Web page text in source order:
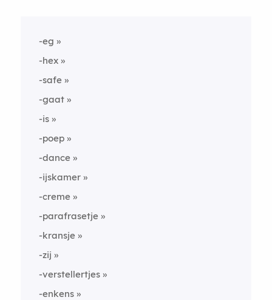
-eg
-hex
-safe
-gaat
-is
-poep
-dance
-ijskamer
-creme
-parafrasetje
-kransje
-zij
-verstellertjes
-enkens